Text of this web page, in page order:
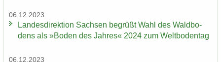
06.12.2023
Lan­des­di­rek­ti­on Sach­sen be­grüßt Wahl des Wald­bo­
dens als »Boden des Jah­res« 2024 zum Welt­bo­den­tag
06.12.2023